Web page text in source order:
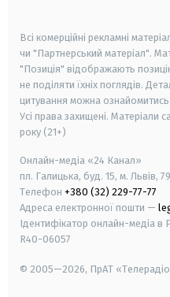
Всі комерційні рекламні
чи "Партнерський матеріал".
"Позиція" відображають
не поділяти їхніх поглядів.
цитування можна
Усі права захищені. Матеріали
року (21+)
Онлайн-медіа «24 Канал»
пл. Галицька, буд. 15, м. Львів,
Телефон +380 (32) 229-77-77
Адреса електронної пошти —
Ідентифікатор онлайн-медіа в
R40-06057
© 2005—2026, ПрАТ